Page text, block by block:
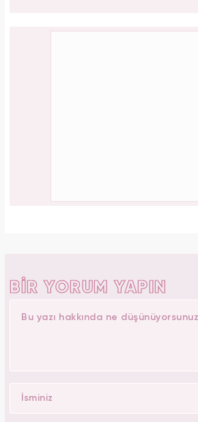
BİR YORUM YAPIN